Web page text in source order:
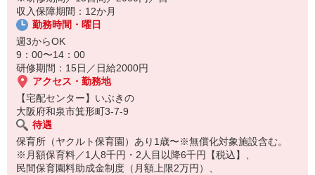
☆ココがPoint☆
・職場の近くに保育所（保育園、幼稚園、託児所）があるから、送
り迎えの時間の心配がいりません！
・保育料補助制度があります！
・家事・夕食の支度なども余裕をもってできます！
収入保障期間：12か月
勤務時間・曜日
週3からOK
9：00〜14：00
研修期間：15日／日給2000円
アクセス・勤務地
【宅配センター】いぶきの
大阪府和泉市箕形町3-7-9
待遇
保育所（ヤクルト保育園）あり1歳〜※無償化対象施設含む。
※月額保育料／1人8千円・2人目以降6千円【税込】、
民間保育園料助成金制度（月額上限2万円）、